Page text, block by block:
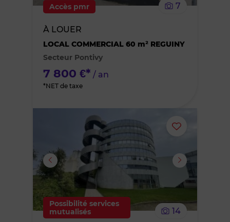
des
Accès pmr 7
À LOUER
LOCAL COMMERCIAL 60 m² REGUINY
Secteur Pontivy
7 800 €* / an
*NET de taxe
Ajouter
ou
supprimer
Possibilité services
mutualisés
14